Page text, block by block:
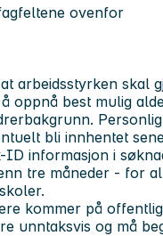
ovenfor
arbeidsstyrken skal
oppnå best mulig
bli innhentet
informasjon i
tre måneder - for
kommer på
unntaksvis og må